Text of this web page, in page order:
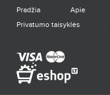
Pradžia Apie
Privatumo taisyklės